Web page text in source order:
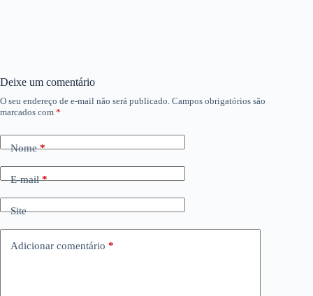
Deixe um comentário
O seu endereço de e-mail não será publicado. Campos obrigatórios são
marcados com *
Nome*
E-mail*
Site
Adicionar comentário *